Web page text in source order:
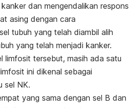
dan mengendalikan respons
asing dengan cara
tubuh yang telah diambil alih
yang telah menjadi kanker.
limfosit tersebut, masih ada satu
ini dikenal sebagai
sel NK.
yang sama dengan sel B dan